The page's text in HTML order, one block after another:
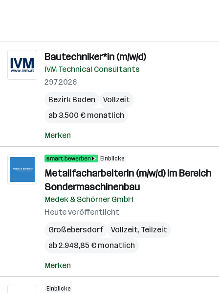
Bautechniker*in (m/w/d)
IVM Technical Consultants
29.7.2026
Bezirk Baden
Vollzeit
ab 3.500 € monatlich
Merken
Einblicke
MetallfacharbeiterIn (m/w/d) im Bereich
Sondermaschinenbau
Medek & Schörner GmbH
Heute veröffentlicht
Großebersdorf
Vollzeit, Teilzeit
ab 2.948,85 € monatlich
Merken
Einblicke